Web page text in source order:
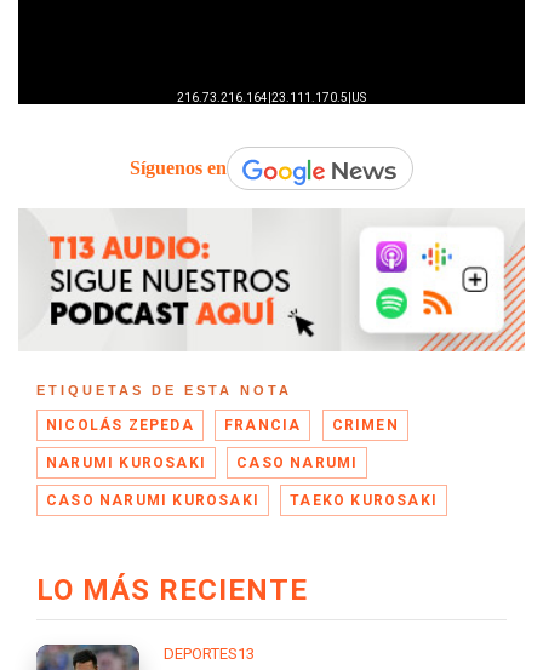
Síguenos en
ETIQUETAS DE ESTA NOTA
NICOLÁS ZEPEDA FRANCIA CRIMEN
NARUMI KUROSAKI CASO NARUMI
CASO NARUMI KUROSAKI TAEKO KUROSAKI
LO MÁS RECIENTE
DEPORTES13